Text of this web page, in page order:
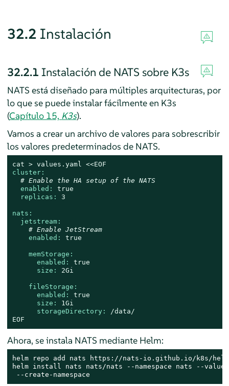
32.2 Instalación
32.2.1 Instalación de NATS sobre K3s
NATS está diseñado para múltiples arquitecturas, por
lo que se puede instalar fácilmente en K3s
(Capítulo 15, K3s).
Vamos a crear un archivo de valores para sobrescribir
los valores predeterminados de NATS.
cat > values.yaml
<<EOF
cluster:
# Enable the HA setup of the NATS
enabled:
true
replicas:
3
nats:
jetstream:
# Enable JetStream
enabled:
true
memStorage:
enabled:
true
size:
2Gi
fileStorage:
enabled:
true
size:
1Gi
storageDirectory:
/data/
EOF
Ahora, se instala NATS mediante Helm:
helm repo add nats https://nats-io.github.io/k8s/
helm install nats nats/nats --namespace nats --
--create-namespace